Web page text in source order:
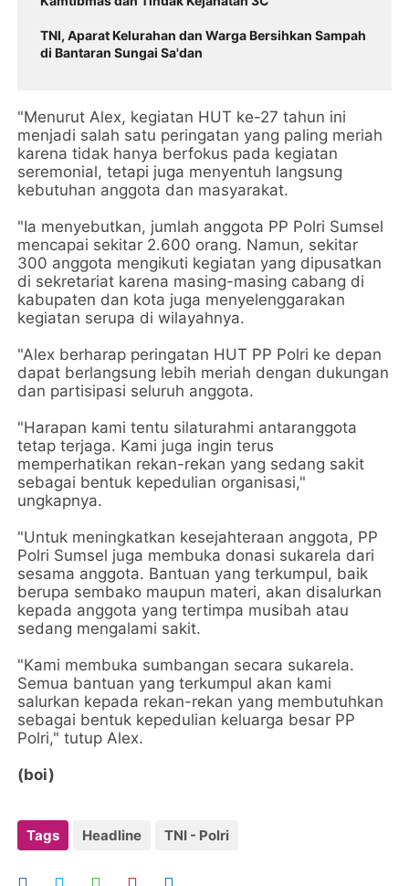
TNI, Aparat Kelurahan dan Warga Bersihkan Sampah
di Bantaran Sungai Sa'dan
"Menurut Alex, kegiatan HUT ke-27 tahun ini
menjadi salah satu peringatan yang paling meriah
karena tidak hanya berfokus pada kegiatan
seremonial, tetapi juga menyentuh langsung
kebutuhan anggota dan masyarakat.
"Ia menyebutkan, jumlah anggota PP Polri Sumsel
mencapai sekitar 2.600 orang. Namun, sekitar
300 anggota mengikuti kegiatan yang dipusatkan
di sekretariat karena masing-masing cabang di
kabupaten dan kota juga menyelenggarakan
kegiatan serupa di wilayahnya.
"Alex berharap peringatan HUT PP Polri ke depan
dapat berlangsung lebih meriah dengan dukungan
dan partisipasi seluruh anggota.
"Harapan kami tentu silaturahmi antaranggota
tetap terjaga. Kami juga ingin terus
memperhatikan rekan-rekan yang sedang sakit
sebagai bentuk kepedulian organisasi,"
ungkapnya.
"Untuk meningkatkan kesejahteraan anggota, PP
Polri Sumsel juga membuka donasi sukarela dari
sesama anggota. Bantuan yang terkumpul, baik
berupa sembako maupun materi, akan disalurkan
kepada anggota yang tertimpa musibah atau
sedang mengalami sakit.
"Kami membuka sumbangan secara sukarela.
Semua bantuan yang terkumpul akan kami
salurkan kepada rekan-rekan yang membutuhkan
sebagai bentuk kepedulian keluarga besar PP
Polri," tutup Alex.
(boi)
Tags Headline TNI - Polri